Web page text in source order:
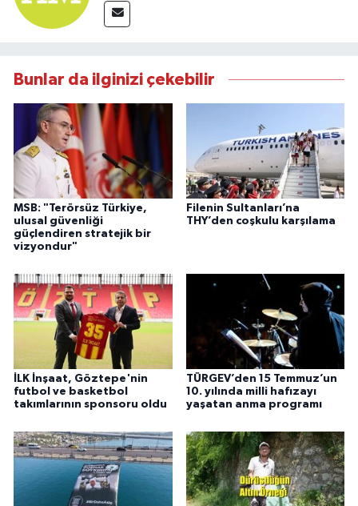
Bunlar da ilginizi çekebilir
MSB: "Terörsüz Türkiye,
ulusal güvenliği
güçlendiren stratejik bir
vizyondur"
Filenin Sultanları’na
THY’den coşkulu karşılama
İLK İnşaat, Göztepe'nin
futbol ve basketbol
takımlarının sponsoru oldu
TÜRGEV’den 15 Temmuz’un
10. yılında milli hafızayı
yaşatan anma programı